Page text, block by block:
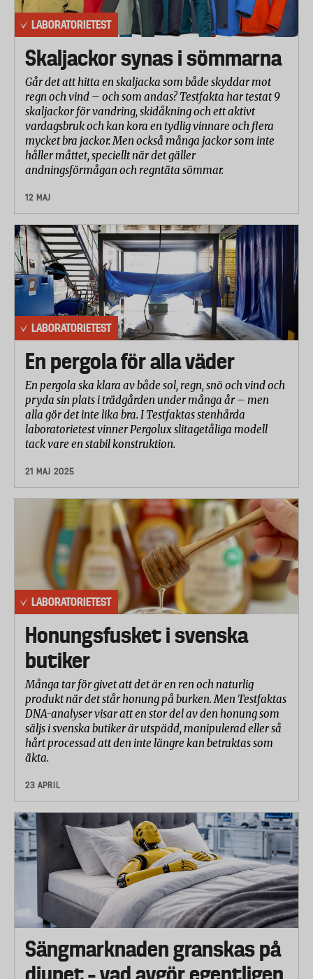
LABORATORIETEST
Skaljackor synas i sömmarna
Går det att hitta en skaljacka som både skyddar mot
regn och vind – och som andas? Testfakta har testat 9
skaljackor för vandring, skidåkning och ett aktivt
vardagsbruk och kan kora en tydlig vinnare och flera
mycket bra jackor. Men också många jackor som inte
håller måttet, speciellt när det gäller
andningsförmågan och regntäta sömmar.
12 MAJ
LABORATORIETEST
En pergola för alla väder
En pergola ska klara av både sol, regn, snö och vind och
pryda sin plats i trädgården under många år – men
alla gör det inte lika bra. I Testfaktas stenhårda
laboratorietest vinner Pergolux slitagetåliga modell
tack vare en stabil konstruktion.
21 MAJ 2025
LABORATORIETEST
Honungsfusket i svenska
butiker
Många tar för givet att det är en ren och naturlig
produkt när det står honung på burken. Men Testfaktas
DNA-analyser visar att en stor del av den honung som
säljs i svenska butiker är utspädd, manipulerad eller så
hårt processad att den inte längre kan betraktas som
äkta.
23 APRIL
Sängmarknaden granskas på
djupet – vad avgör egentligen